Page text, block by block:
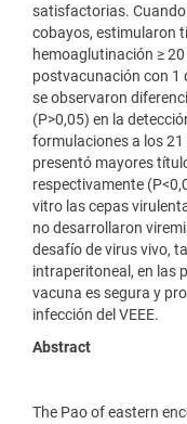
satisfactorias.
cobayos, estimularon
hemoaglutinación ≥
postvacunación con 1
se observaron
(P>0,05) en la
formulaciones a los
presentó mayores
respectivamente
vitro las cepas
no desarrollaron
desafío de virus vivo,
intraperitoneal, en las
vacuna es segura y
infección del VEEE.
Abstract
The Pao of eastern